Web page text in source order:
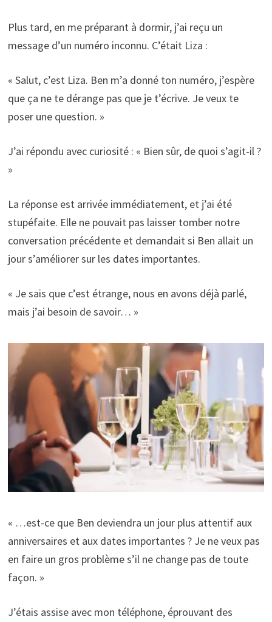
Plus tard, en me préparant à dormir, j’ai reçu un
message d’un numéro inconnu. C’était Liza :
« Salut, c’est Liza. Ben m’a donné ton numéro, j’espère
que ça ne te dérange pas que je t’écrive. Je veux te
poser une question. »
J’ai répondu avec curiosité : « Bien sûr, de quoi s’agit-il ?
»
La réponse est arrivée immédiatement, et j’ai été
stupéfaite. Elle ne pouvait pas laisser tomber notre
conversation précédente et demandait si Ben allait un
jour s’améliorer sur les dates importantes.
« Je sais que c’est étrange, nous en avons déjà parlé,
mais j’ai besoin de savoir… »
« …est-ce que Ben deviendra un jour plus attentif aux
anniversaires et aux dates importantes ? Je ne veux pas
en faire un gros problème s’il ne change pas de toute
façon. »
J’étais assise avec mon téléphone, éprouvant des